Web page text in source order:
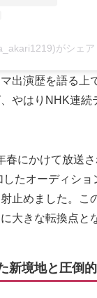
がシェア
出演歴を語る上
やはりNHK連続
春にかけて放送
たオーディショ
止めました。こ
大きな転換点と
新境地と圧倒